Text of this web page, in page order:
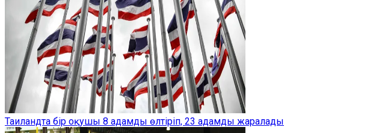
Таиландта бір оқушы 8 адамды өлтіріп, 23 адамды жаралады